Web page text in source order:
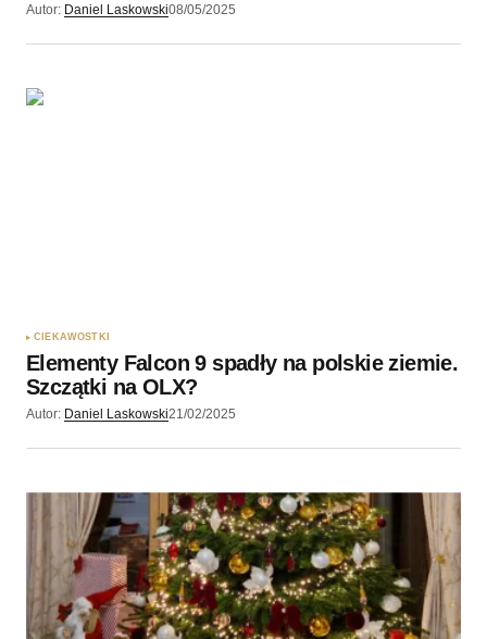
Autor: Daniel Laskowski08/05/2025
CIEKAWOSTKI
Elementy Falcon 9 spadły na polskie ziemie.
Szczątki na OLX?
Autor: Daniel Laskowski21/02/2025